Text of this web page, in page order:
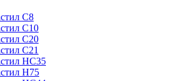
С8
С10
С20
С21
НС35
Н75